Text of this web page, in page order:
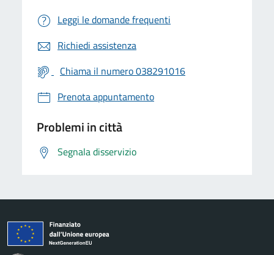
Leggi le domande frequenti
Richiedi assistenza
Chiama il numero 038291016
Prenota appuntamento
Problemi in città
Segnala disservizio